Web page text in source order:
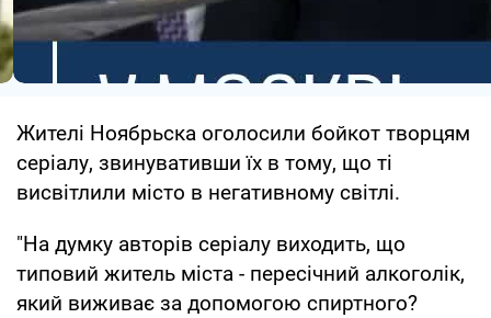
Жителі Ноябрьска оголосили бойкот творцям
серіалу, звинувативши їх в тому, що ті
висвітлили місто в негативному світлі.
"На думку авторів серіалу виходить, що
типовий житель міста - пересічний алкоголік,
який виживає за допомогою спиртного?